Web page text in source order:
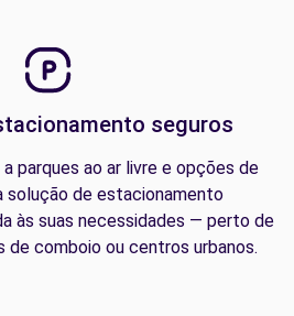
seguros
parques ao ar livre e opções de
solução de estacionamento
às suas necessidades — perto de
comboio ou centros urbanos.